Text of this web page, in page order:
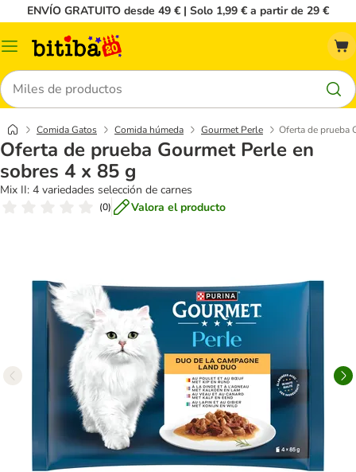
ENVÍO GRATUITO desde 49 € | Solo 1,99 € a partir de 29 €
Menú
Buscar
Comida Gatos Comida húmeda Gourmet Perle Oferta de prueba
Oferta de prueba Gourmet Perle en
sobres 4 x 85 g
Mix II: 4 variedades selección de carnes
(0) Valora el producto